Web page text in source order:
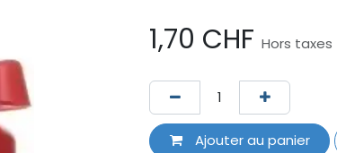
1,70 CHF Hors taxes
Ajouter au panier